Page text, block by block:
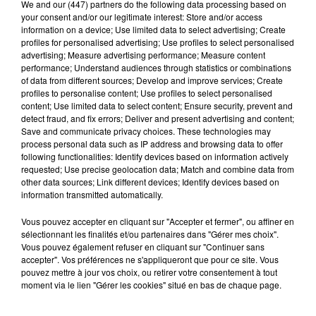
Hip-Hop News
7 août 2026
Brent Faiyaz a le cœur brisé dans son
nouveau clip
7 août 2026
Rihanna de retour en studio ? A$AP
Rocky relance l'espoir des fans
We and our (447) partnersdo the following data processing based on
your consent and/or our legitimate interest: Store and/or access
information on a device; Use limited data to select advertising; Create
profiles for personalised advertising; Use profiles to select personalised
advertising; Measure advertising performance; Measure content
performance; Understand audiences through statistics or combinations
of data from different sources; Develop and improve services; Create
profiles to personalise content; Use profiles to select personalised
content; Use limited data to select content; Ensure security, prevent and
detect fraud, and fix errors; Deliver and present advertising and content;
Save and communicate privacy choices. These technologies may
process personal data such as IP address and browsing data to offer
following functionalities: Identify devices based on information actively
requested; Use precise geolocation data; Match and combine data from
other data sources; Link different devices; Identify devices based on
information transmitted automatically.
Vous pouvez accepter en cliquant sur "Accepter et fermer", ou affiner en
sélectionnant les finalités et/ou partenaires dans "Gérer mes choix".
Vous pouvez également refuser en cliquant sur "Continuer sans
accepter". Vos préférences ne s'appliqueront que pour ce site. Vous
pouvez mettre à jour vos choix, ou retirer votre consentement à tout
moment via le lien "Gérer les cookies" situé en bas de chaque page.